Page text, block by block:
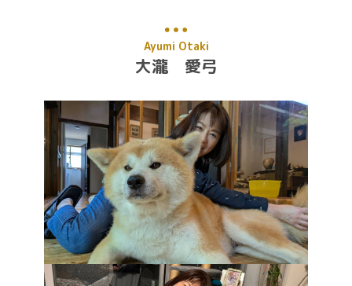
Ayumi Otaki
大瀧 愛弓